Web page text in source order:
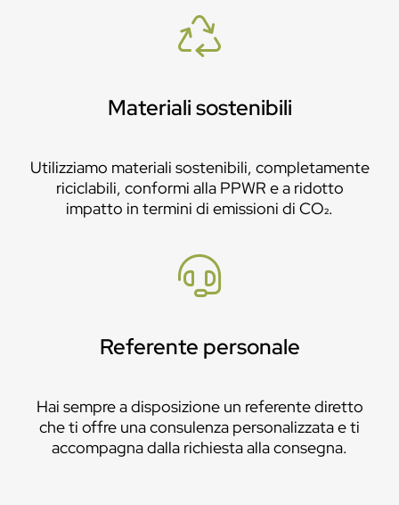
Materiali sostenibili
Utilizziamo materiali sostenibili, completamente
riciclabili, conformi alla PPWR e a ridotto
impatto in termini di emissioni di CO₂.
Referente personale
Hai sempre a disposizione un referente diretto
che ti offre una consulenza personalizzata e ti
accompagna dalla richiesta alla consegna.